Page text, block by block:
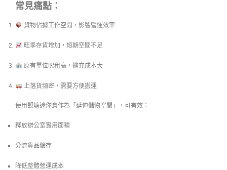
常見痛點：
貨物佔據工作空間，影響營運效率
旺季存貨增加，短期空間不足
原有單位呎租高，擴充成本大
上落貨頻密，需要方便搬運
使用觀塘迷你倉作為「延伸儲物空間」，可有效：
釋放辦公室實用面積
分流貨品儲存
降低整體營運成本